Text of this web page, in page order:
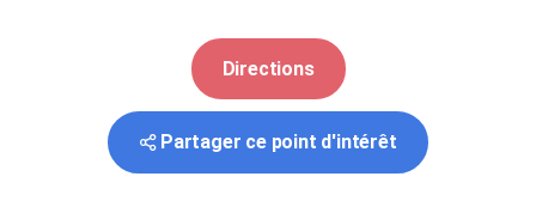
Directions
Partager ce point d'intérêt